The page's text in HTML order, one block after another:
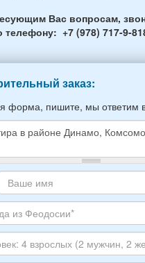
Вас вопросам,
телефону: +7 (978) 717-9-
заказ:
форма, пишите, мы ответим